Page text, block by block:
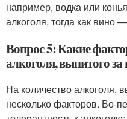
например, водка или
алкоголя, тогда как вино
Вопрос 5: Какие
алкоголя, выпитого
На количество алкоголя,
несколько факторов. Во-